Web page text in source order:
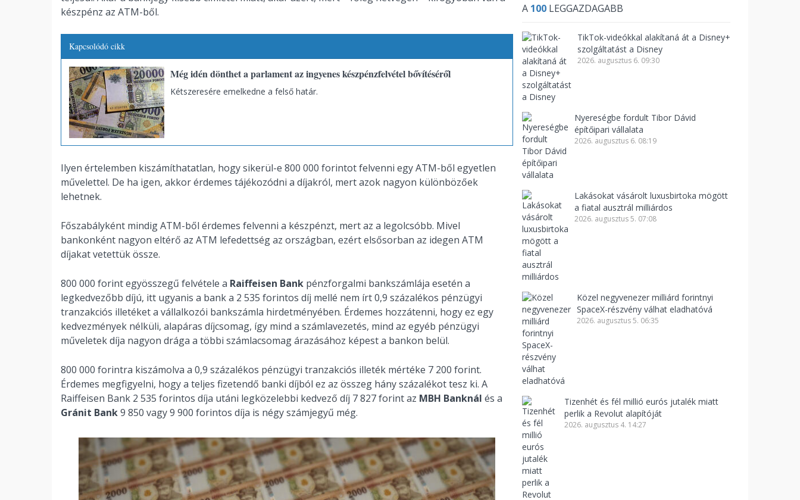
készpénz az ATM-ből.
Kapcsolódó cikk
Még idén dönthet a parlament az ingyenes készpénzfelvétel bővítéséről
Kétszeresére emelkedne a felső határ.
Ilyen értelemben kiszámíthatatlan, hogy sikerül-e 800 000 forintot felvenni egy ATM-ből egyetlen
művelettel. De ha igen, akkor érdemes tájékozódni a díjakról, mert azok nagyon különbözőek
lehetnek.
Főszabályként mindig ATM-ből érdemes felvenni a készpénzt, mert az a legolcsóbb. Mivel
bankonként nagyon eltérő az ATM lefedettség az országban, ezért elsősorban az idegen ATM
díjakat vetettük össze.
800 000 forint egyösszegű felvétele a Raiffeisen Bank pénzforgalmi bankszámlája esetén a
legkedvezőbb díjú, itt ugyanis a bank a 2 535 forintos díj mellé nem írt 0,9 százalékos pénzügyi
tranzakciós illetéket a vállalkozói bankszámla hirdetményében. Érdemes hozzátenni, hogy ez egy
kedvezmények nélküli, alapáras díjcsomag, így mind a számlavezetés, mind az egyéb pénzügyi
műveletek díja nagyon drága a többi számlacsomag árazásához képest a bankon belül.
800 000 forintra kiszámolva a 0,9 százalékos pénzügyi tranzakciós illeték mértéke 7 200 forint.
Érdemes megfigyelni, hogy a teljes fizetendő banki díjból ez az összeg hány százalékot tesz ki. A
Raiffeisen Bank 2 535 forintos díja utáni legközelebbi kedvező díj 7 827 forint az MBH Banknál és a
Gránit Bank9 850 vagy 9 900 forintos díja is négy számjegyű még.
A 100 LEGGAZDAGABB
TikTok-videókkal alakítaná át a Disney+
szolgáltatást a Disney
2026. augusztus 6. 09:30
Nyereségbe fordult Tibor Dávid
építőipari vállalata
2026. augusztus 6. 08:19
Lakásokat vásárolt luxusbirtoka mögött
a fiatal ausztrál milliárdos
2026. augusztus 5. 07:08
Közel negyvenezer milliárd forintnyi
SpaceX-részvény válhat eladhatóvá
2026. augusztus 5. 06:35
Tizenhét és fél millió eurós jutalék miatt
perlik a Revolut alapítóját
2026. augusztus 4. 14:27